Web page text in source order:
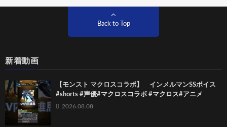
Back to Top
新着動画
【モンスト マクロスコラボ】 インメルマンSSボイス
#shorts #声優#マクロスコラボ #マクロス#アニメ
2026.08.08